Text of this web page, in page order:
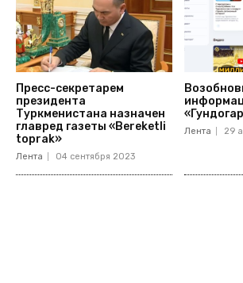
Пресс-секретарем
президента
Туркменистана назначен
главред газеты «Bereketli
toprak»
Лента 04 сентября 2023
Лента 29